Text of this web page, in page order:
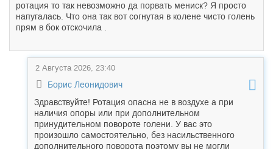
ротация то так невозможно да порвать мениск? Я просто
напугалась. Что она так вот согнутая в колене чисто голень
прям в бок отскочила .
2 Августа 2026, 23:40
Борис Леонидович
Здравствуйте! Ротация опасна не в воздухе а при
наличия опоры или при дополнительном
принудительном повороте голени. У вас это
произошло самостоятельно, без насильственного
дополнительного поворота поэтому вы не могли